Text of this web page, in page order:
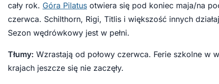
cały rok. Góra Pilatus otwiera się pod koniec maja/na
czerwca. Schilthorn, Rigi, Titlis i większość innych
Sezon wędrówkowy jest w pełni.
Tłumy: Wzrastają od połowy czerwca. Ferie szkolne w
krajach jeszcze się nie zaczęły.